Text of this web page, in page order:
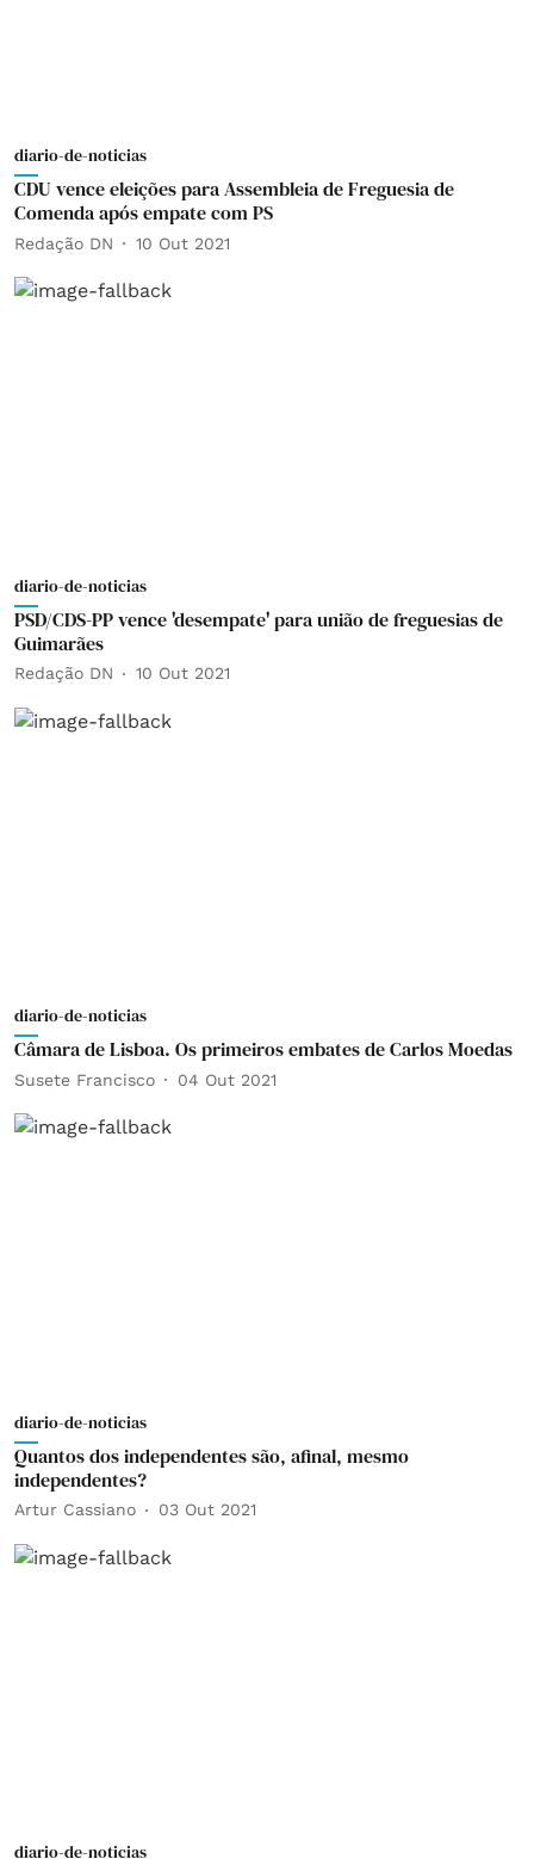
diario-de-noticias
CDU vence eleições para Assembleia de Freguesia de
Comenda após empate com PS
Redação DN 10 Out 2021
diario-de-noticias
PSD/CDS-PP vence 'desempate' para união de freguesias de
Guimarães
Redação DN 10 Out 2021
diario-de-noticias
Câmara de Lisboa. Os primeiros embates de Carlos Moedas
Susete Francisco 04 Out 2021
diario-de-noticias
Quantos dos independentes são, afinal, mesmo
independentes?
Artur Cassiano 03 Out 2021
diario-de-noticias